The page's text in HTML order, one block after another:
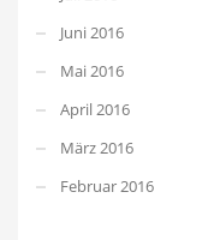
Juni 2016
Mai 2016
April 2016
März 2016
Februar 2016